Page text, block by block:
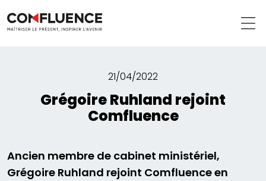
21/04/2022
Grégoire Ruhland rejoint
Comfluence
Ancien membre de cabinet ministériel,
Grégoire Ruhland rejoint Comfluence en